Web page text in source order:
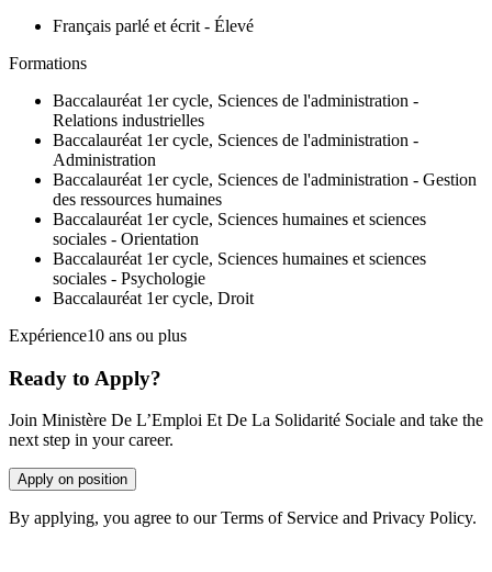
Français parlé et écrit - Élevé
Formations
Baccalauréat 1er cycle, Sciences de l'administration -
Relations industrielles
Baccalauréat 1er cycle, Sciences de l'administration -
Administration
Baccalauréat 1er cycle, Sciences de l'administration - Gestion
des ressources humaines
Baccalauréat 1er cycle, Sciences humaines et sciences
sociales - Orientation
Baccalauréat 1er cycle, Sciences humaines et sciences
sociales - Psychologie
Baccalauréat 1er cycle, Droit
Expérience10 ans ou plus
Ready to Apply?
Join Ministère De L’Emploi Et De La Solidarité Sociale and take the
next step in your career.
Apply on position
By applying, you agree to our Terms of Service and Privacy Policy.